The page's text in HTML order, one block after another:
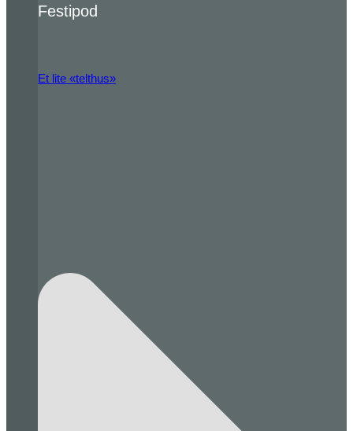
Festipod
Et lite «telthus»